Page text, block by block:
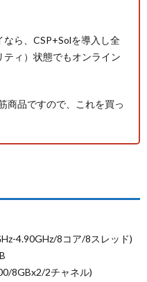
ら、CSP+Solを導入し全
ィ）状態でもオンライン
商品ですので、これを買っ
4.90GHz/8コア/8スレッド)
8GBx2/2チャネル)